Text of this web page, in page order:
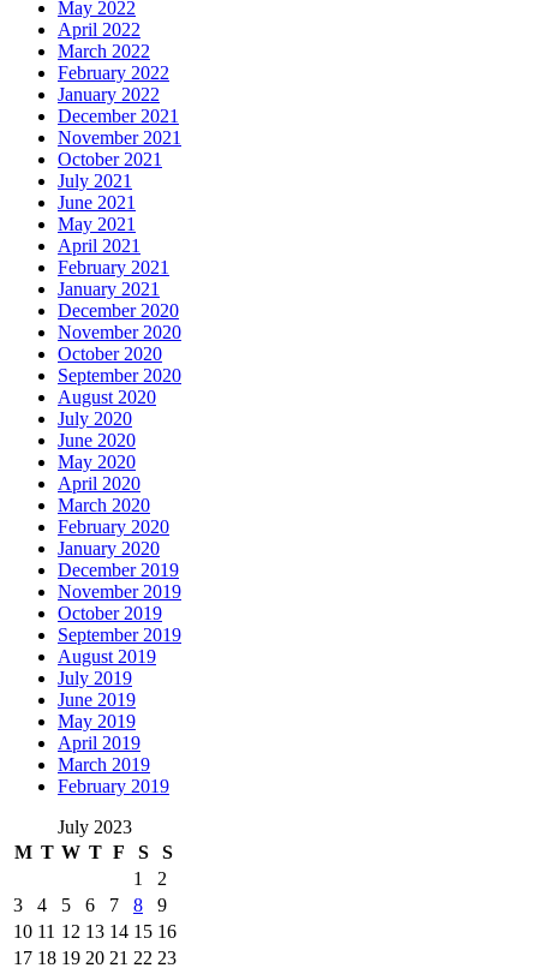
May 2022
April 2022
March 2022
February 2022
January 2022
December 2021
November 2021
October 2021
July 2021
June 2021
May 2021
April 2021
February 2021
January 2021
December 2020
November 2020
October 2020
September 2020
August 2020
July 2020
June 2020
May 2020
April 2020
March 2020
February 2020
January 2020
December 2019
November 2019
October 2019
September 2019
August 2019
July 2019
June 2019
May 2019
April 2019
March 2019
February 2019
July 2023
M T W T F S
S
1
2
3
4 5 6 7 8
9
10 11 12 13 14 15 16
17 18 19 20 21 22 23